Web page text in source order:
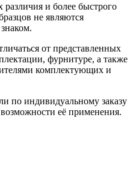
и более быстрого
не являются
от представленных
фурнитуре, а также
комплектующих и
по индивидуальному заказу
её применения.